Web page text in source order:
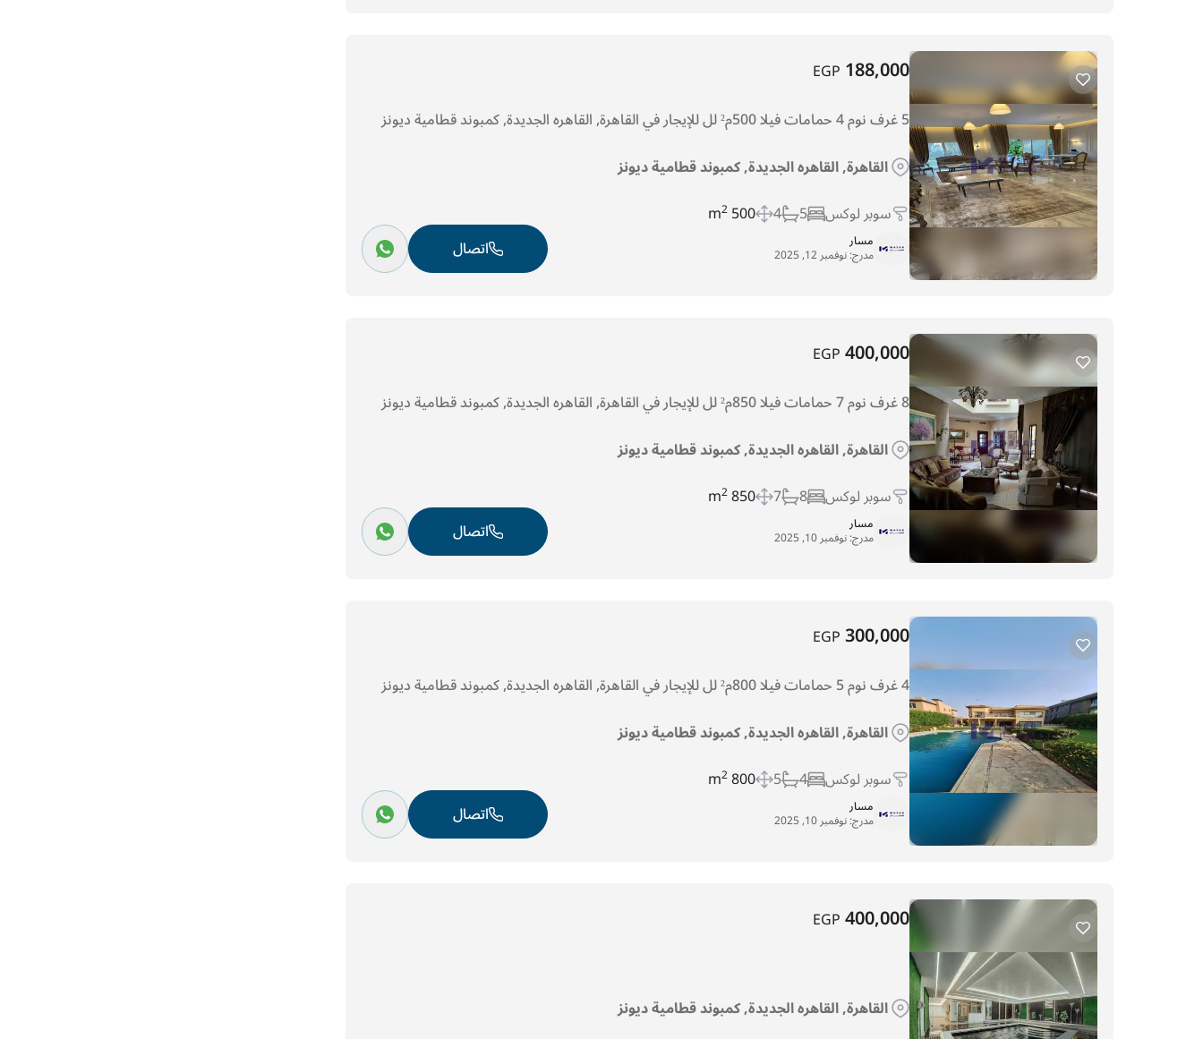
188,000
EGP
5 غرف نوم 4 حمامات فيلا 500م² لل للإيجار في القاهرة, القاهره الجديدة, كمبوند قطامية ديونز
القاهرة, القاهره الجديدة, كمبوند قطامية ديونز
سوبر لوكس 5
4
500 m
2
مسار
مدرج:نوفمبر 12, 2025 اتصال
400,000
EGP
8 غرف نوم 7 حمامات فيلا 850م² لل للإيجار في القاهرة, القاهره الجديدة, كمبوند قطامية ديونز
القاهرة, القاهره الجديدة, كمبوند قطامية ديونز
سوبر لوكس 8
7
850 m
2
مسار
مدرج:نوفمبر 10, 2025 اتصال
300,000
EGP
4 غرف نوم 5 حمامات فيلا 800م² لل للإيجار في القاهرة, القاهره الجديدة, كمبوند قطامية ديونز
القاهرة, القاهره الجديدة, كمبوند قطامية ديونز
سوبر لوكس 4
5
800 m
2
مسار
مدرج:نوفمبر 10, 2025 اتصال
400,000
EGP
القاهرة, القاهره الجديدة, كمبوند قطامية ديونز